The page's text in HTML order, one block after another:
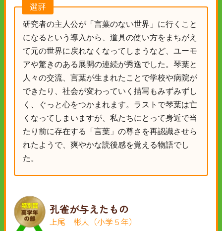
選評
研究者の主人公が「言葉のない世界」に行くこと
になるという導入から、道具の使い方をまちがえ
て元の世界に戻れなくなってしまうなど、ユーモ
アや驚きのある展開の連続が秀逸でした。琴葉と
人々の交流、言葉が生まれたことで学校や病院が
できたり、社会が変わっていく描写もみずみずし
く、ぐっと心をつかまれます。ラストで琴葉は亡
くなってしまいますが、私たちにとって身近で当
たり前に存在する「言葉」の尊さを再認識させら
れたようで、爽やかな読後感を覚える物語でし
た。
孔雀が与えたもの
上尾 彬人（小学５年）